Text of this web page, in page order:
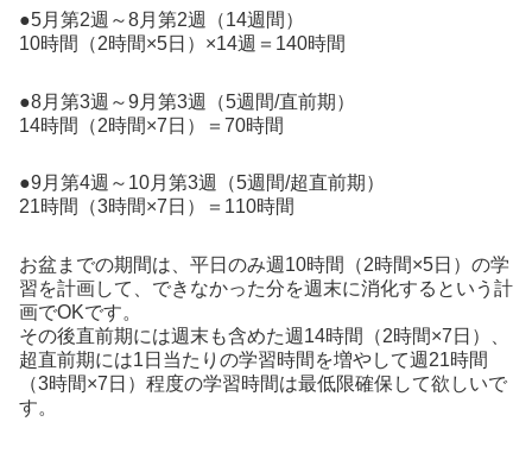
●5月第2週～8月第2週（14週間）
10時間（2時間×5日）×14週＝140時間
●8月第3週～9月第3週（5週間/直前期）
14時間（2時間×7日）＝70時間
●9月第4週～10月第3週（5週間/超直前期）
21時間（3時間×7日）＝110時間
お盆までの期間は、平日のみ週10時間（2時間×5日）の学
習を計画して、できなかった分を週末に消化するという計
画でOKです。
その後直前期には週末も含めた週14時間（2時間×7日）、
超直前期には1日当たりの学習時間を増やして週21時間
（3時間×7日）程度の学習時間は最低限確保して欲しいで
す。